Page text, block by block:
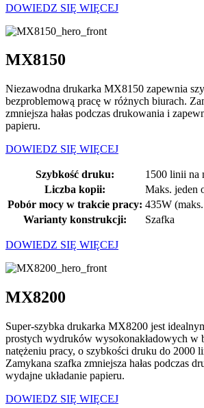
DOWIEDZ SIĘ WIĘCEJ
MX8150
Niezawodna drukarka MX8150 zapewnia
bezproblemową pracę w różnych biurach.
zmniejsza hałas podczas drukowania i
papieru.
DOWIEDZ SIĘ WIĘCEJ
Szybkość druku:
1500 linii na
Liczba kopii:
Maks. jeden
Pobór mocy w trakcie pracy: 435W
Warianty konstrukcji:
Szafka
DOWIEDZ SIĘ WIĘCEJ
MX8200
Super-szybka drukarka MX8200 jest
prostych wydruków wysokonakładowych w
natężeniu pracy, o szybkości druku do 2000
Zamykana szafka zmniejsza hałas podczas
wydajne układanie papieru.
DOWIEDZ SIĘ WIĘCEJ